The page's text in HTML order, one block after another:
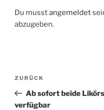
Du musstangemeldet
abzugeben.
Beitragsnavigation
Vorheriger
Beitrag
ZURÜCK
Ab sofort beide
verfügbar